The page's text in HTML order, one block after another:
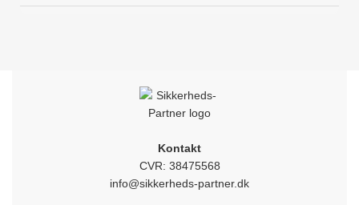
Kontakt
CVR: 38475568
info@sikkerheds-partner.dk